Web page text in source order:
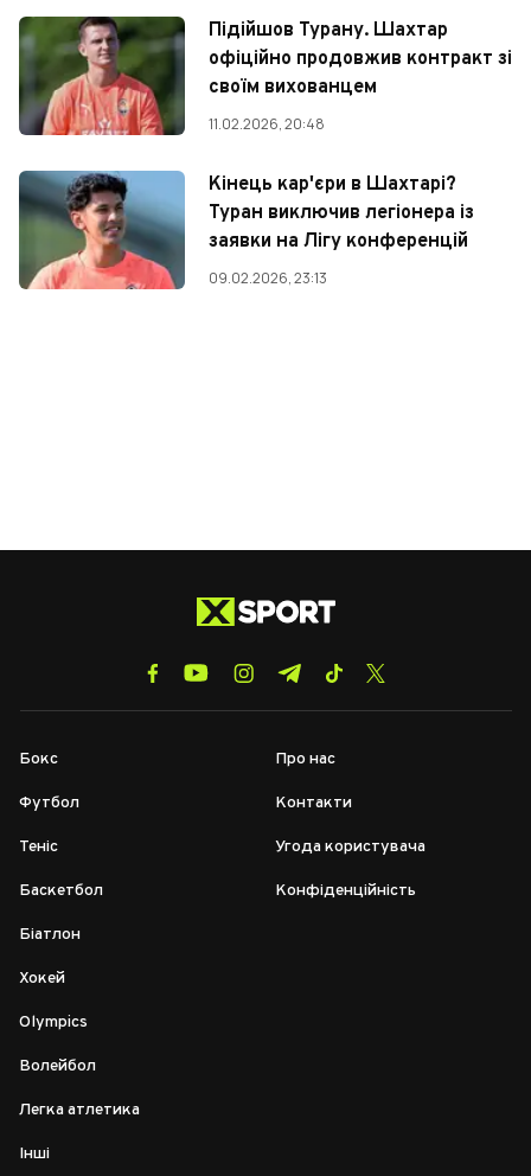
Підійшов Турану. Шахтар
офіційно продовжив контракт зі
своїм вихованцем
11.02.2026, 20:48
Кінець кар'єри в Шахтарі?
Туран виключив легіонера із
заявки на Лігу конференцій
09.02.2026, 23:13
Бокс
Футбол
Теніс
Баскетбол
Біатлон
Хокей
Olympics
Волейбол
Легка атлетика
Інші
Про нас
Контакти
Угода користувача
Конфіденційність